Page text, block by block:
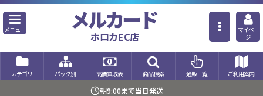
メニュー メルカード
ホロカEC店
マイペー
ジ
カテゴリ パック別 高価買取表 商品検索 通販一覧 ご利用案内
朝9:00まで当日発送